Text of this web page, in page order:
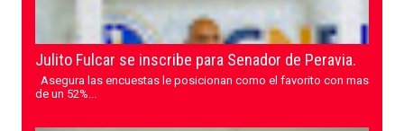
Julito Fulcar se inscribe para Senador de Peravia.
Asegura las encuestas le posicionan como el favorito con mas
de un 52%...